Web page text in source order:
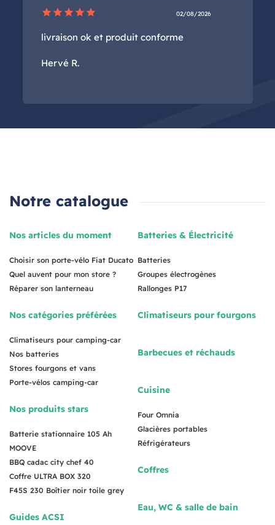
star star star star star 02/08/2026
livraison ok et produit conforme
Hervé R.
Notre catalogue
Nos articles du moment
Choisir son porte-vélo Fiat Ducato
Quel auvent pour mon store ?
Réparer son lanterneau
Nos catégories préférées
Climatiseurs pour camping-car
Nos batteries
Stores fourgons et vans
Porte-vélos camping-car
Nos produits stars
Batterie stationnaire 105 Ah
MOOVE
BBQ cadac city chef 40
Coffre ULTRA BOX 320
F45S 230 Boîtier noir toile grey
Guides ACSI
Batteries & Électricité
Batteries
Groupes électrogènes
Rallonges P17
Climatiseurs pour fourgons
Barbecues et réchauds
Cuisine
Four Omnia
Glacières portables
Réfrigérateurs
Coffres
Eau, WC & salle de bain